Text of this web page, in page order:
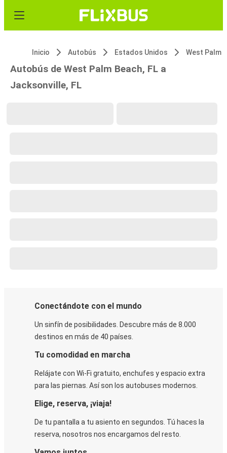
Inicio Autobús Estados Unidos West Palm
Autobús de West Palm Beach, FL a
Jacksonville, FL
Conectándote con el mundo
Un sinfín de posibilidades. Descubre más de 8.000
destinos en más de 40 países.
Tu comodidad en marcha
Relájate con Wi-Fi gratuito, enchufes y espacio extra
para las piernas. Así son los autobuses modernos.
Elige, reserva, ¡viaja!
De tu pantalla a tu asiento en segundos. Tú haces la
reserva, nosotros nos encargamos del resto.